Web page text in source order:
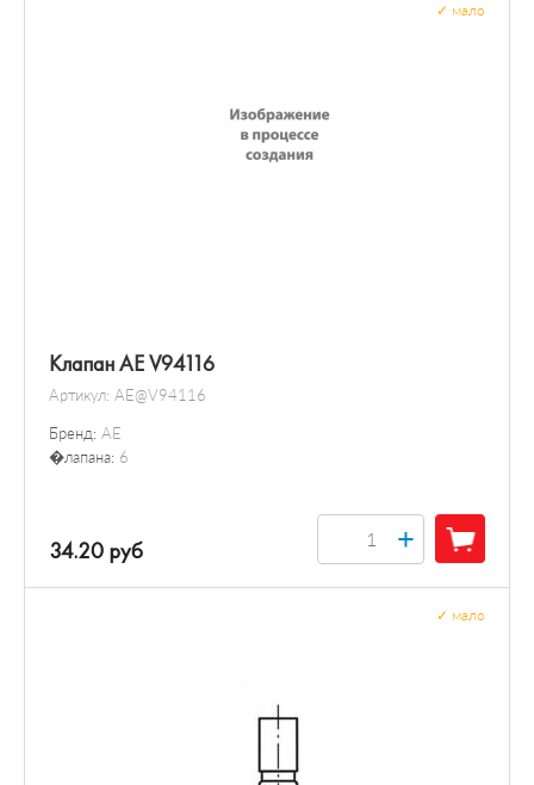
Клапан AE V94116
Артикул: AE@V94116
Бренд: AE
�лапана: 6
мало
34.20 руб +
мало